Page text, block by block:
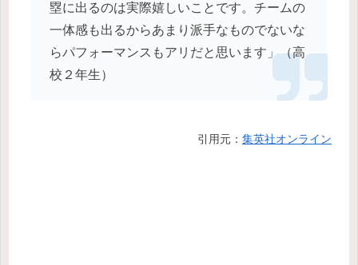
塁に出るのは実際嬉しいことです。チームの
一体感も出るからあまり派手なものでないな
らパフォーマンスもアリだと思います」（高
校２年生）
引用元： 集英社オンライン